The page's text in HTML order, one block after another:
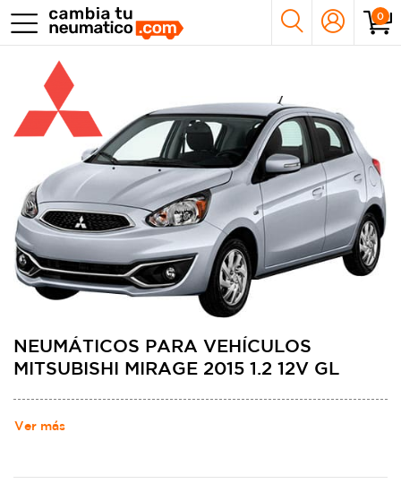
0
NEUMÁTICOS PARA VEHÍCULOS
MITSUBISHI MIRAGE 2015 1.2 12V GL
Ver más